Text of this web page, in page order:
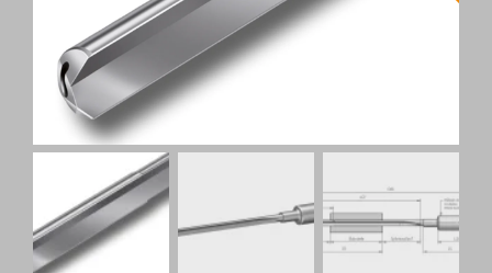
Webshop
Kundenportal
Deutsch